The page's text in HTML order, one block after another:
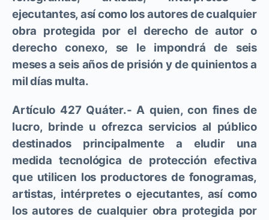
ejecutantes, así como los autores de cualquier
obra protegida por el derecho de autor o
derecho conexo, se le impondrá de seis
meses a seis años de prisión y de quinientos a
mil días multa.
Artículo 427 Quáter.- A quien, con fines de
lucro, brinde u ofrezca servicios al público
destinados principalmente a eludir una
medida tecnológica de protección efectiva
que utilicen los productores de fonogramas,
artistas, intérpretes o ejecutantes, así como
los autores de cualquier obra protegida por